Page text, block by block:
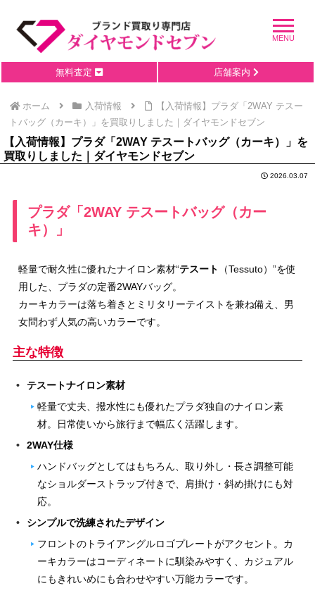
無料査定 店舗案内
ホーム 入荷情報
【入荷情報】プラダ「2WAY テスー
トバッグ（カーキ）」を買取りしました｜ダイヤモンドセブン
【入荷情報】プラダ「2WAY テスートバッグ（カーキ）」を
買取りしました｜ダイヤモンドセブン
2026.03.07
プラダ「2WAY テスートバッグ（カー
キ）」
軽量で耐久性に優れたナイロン素材“テスート
（Tessuto）”を使
用した、プラダの定番2WAYバッグ。
カーキカラーは落ち着きとミリタリーテイストを兼ね備え、男
女問わず人気の高いカラーです。
主な特徴
テスートナイロン素材
軽量で丈夫、撥水性にも優れたプラダ独自のナイロン素
材。日常使いから旅行まで幅広く活躍します。
2WAY仕様
ハンドバッグとしてはもちろん、取り外し・長さ調整可能
なショルダーストラップ付きで、肩掛け・斜め掛けにも対
応。
シンプルで洗練されたデザイン
フロントのトライアングルロゴプレートがアクセント。カ
ーキカラーはコーディネートに馴染みやすく、カジュアル
にもきれいめにも合わせやすい万能カラーです。